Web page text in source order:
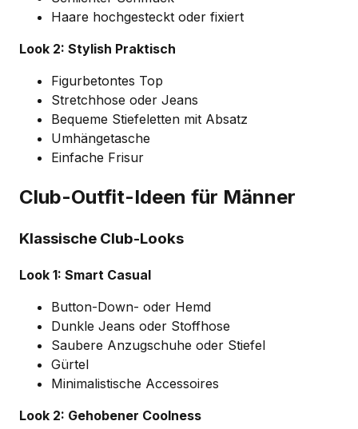
Haare hochgesteckt oder fixiert
Look 2: Stylish Praktisch
Figurbetontes Top
Stretchhose oder Jeans
Bequeme Stiefeletten mit Absatz
Umhängetasche
Einfache Frisur
Club-Outfit-Ideen für Männer
Klassische Club-Looks
Look 1: Smart Casual
Button-Down- oder Hemd
Dunkle Jeans oder Stoffhose
Saubere Anzugschuhe oder Stiefel
Gürtel
Minimalistische Accessoires
Look 2: Gehobener Coolness